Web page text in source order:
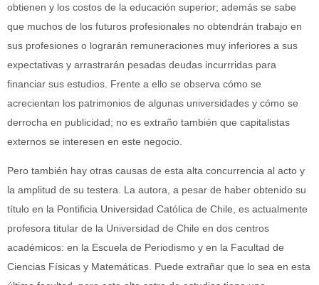
obtienen y los costos de la educación superior; además se sabe
que muchos de los futuros profesionales no obtendrán trabajo en
sus profesiones o lograrán remuneraciones muy inferiores a sus
expectativas y arrastrarán pesadas deudas incurrridas para
financiar sus estudios. Frente a ello se observa cómo se
acrecientan los patrimonios de algunas universidades y cómo se
derrocha en publicidad; no es extraño también que capitalistas
externos se interesen en este negocio.
Pero también hay otras causas de esta alta concurrencia al acto y
la amplitud de su testera.
La autora, a pesar de haber obtenido su
título en la Pontificia Universidad Católica de Chile, es actualmente
profesora titular de la Universidad de Chile en dos centros
académicos: en la Escuela de Periodismo y en la Facultad de
Ciencias Físicas y Matemáticas. Puede extrañar que lo sea en esta